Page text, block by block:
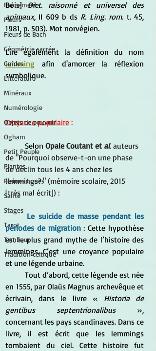
Evénements
Fleurs
Fleurs de Bach
Géométrie sacrée
Guides
Littérature
Minéraux
Numérologie
Objets de pouvoir
Ogham
Petit Peuple
Plantes
Pleines Lunes
Santé
Stages
Tarot
Tambour
Tradition celtique
Bois] Dict. raisonné et universel des
animaux, II 609 b ds R. Ling. rom. t. 45,
1981, p. 503). Mot norvégien.
lemming afin d'amorcer la réflexion
symbolique.
Croyance populaire :
	Selon
Opale Coutant et al. auteurs
de "Pourquoi observe-t-on une phase
de déclin tous les 4 ans chez les
lemmings?." (mémoire scolaire, 2015
[très mal écrit]) :
Le suicide de masse pendant les
périodes de migration : Cette hypothèse
est le plus grand mythe de l’histoire des
lemmings. C’est une croyance populaire
et une légende urbaine.
en 1555, par Olaüs Magnus archevêque et
écrivain, dans le livre « Historia de
gentibus septentrionalibus »,
concernant les pays scandinaves. Dans ce
livre, il est écrit que les lemmings
tombaient du ciel. Cette histoire fut